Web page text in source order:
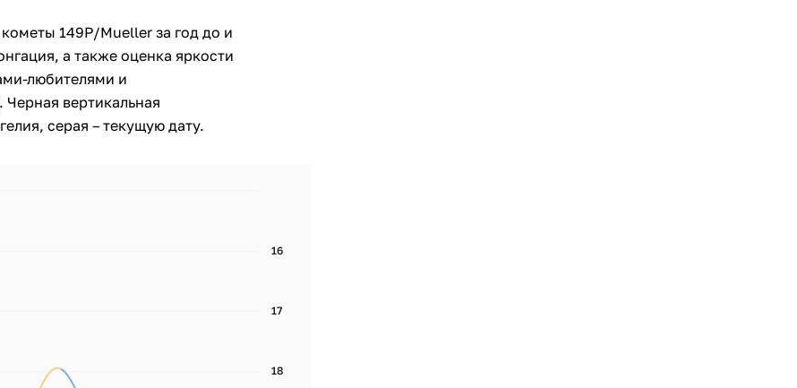
149P/Mueller за год до и
а также оценка яркости
любителями и
вертикальная
серая – текущую дату.
16
17
18